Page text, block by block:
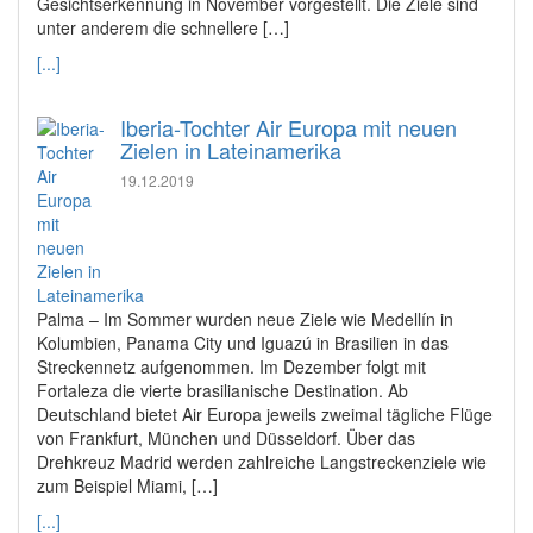
unter anderem die schnellere […]
[...]
Iberia-Tochter Air Europa mit neuen
Zielen in Lateinamerika
19.12.2019
Palma – Im Sommer wurden neue Ziele wie Medellín in
Kolumbien, Panama City und Iguazú in Brasilien in das
Streckennetz aufgenommen. Im Dezember folgt mit
Fortaleza die vierte brasilianische Destination. Ab
Deutschland bietet Air Europa jeweils zweimal tägliche Flüge
von Frankfurt, München und Düsseldorf. Über das
Drehkreuz Madrid werden zahlreiche Langstreckenziele wie
zum Beispiel Miami, […]
[...]